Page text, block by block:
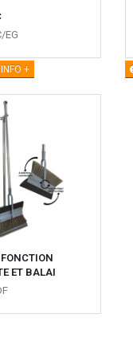
EG
+
ET BALAI